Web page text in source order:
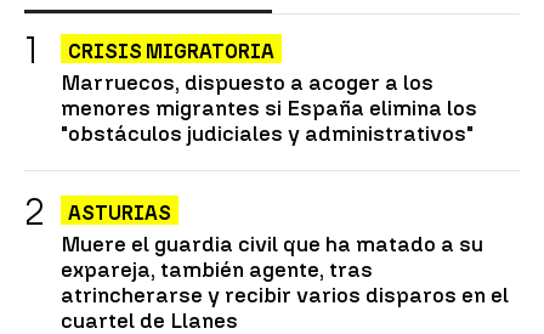
CRISIS MIGRATORIA
Marruecos, dispuesto a acoger a los
menores migrantes si España elimina los
"obstáculos judiciales y administrativos"
ASTURIAS
Muere el guardia civil que ha matado a su
expareja, también agente, tras
atrincherarse y recibir varios disparos en el
cuartel de Llanes